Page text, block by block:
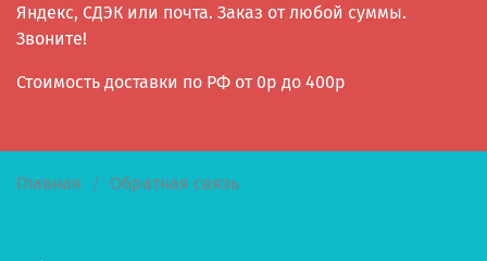
Яндекс, СДЭК или почта. Заказ от любой суммы.
Звоните!
Стоимость доставки по РФ от 0р до 400р
Главная Обратная связь